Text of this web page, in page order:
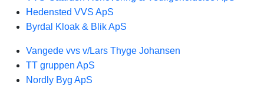
Hedensted VVS ApS
Byrdal Kloak & Blik ApS
Vangede vvs v/Lars Thyge Johansen
TT gruppen ApS
Nordly Byg ApS